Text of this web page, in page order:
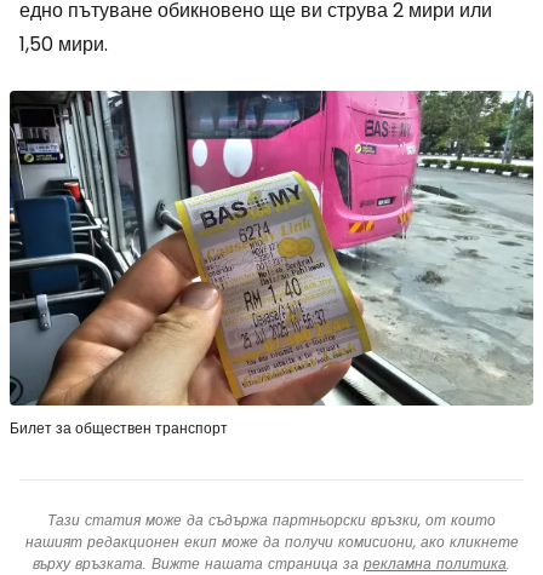
едно пътуване обикновено ще ви струва 2 мири или
1,50 мири.
Билет за обществен транспорт
Тази статия може да съдържа партньорски връзки, от които
нашият редакционен екип може да получи комисиони, ако кликнете
върху връзката. Вижте нашата страница за рекламна политика.